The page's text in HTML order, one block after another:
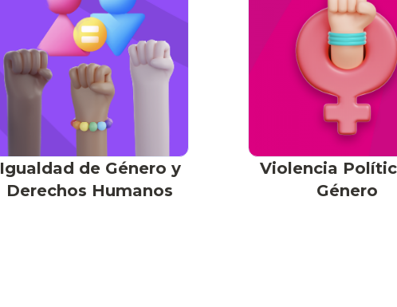
Igualdad de Género y
Derechos Humanos
Violencia
Género